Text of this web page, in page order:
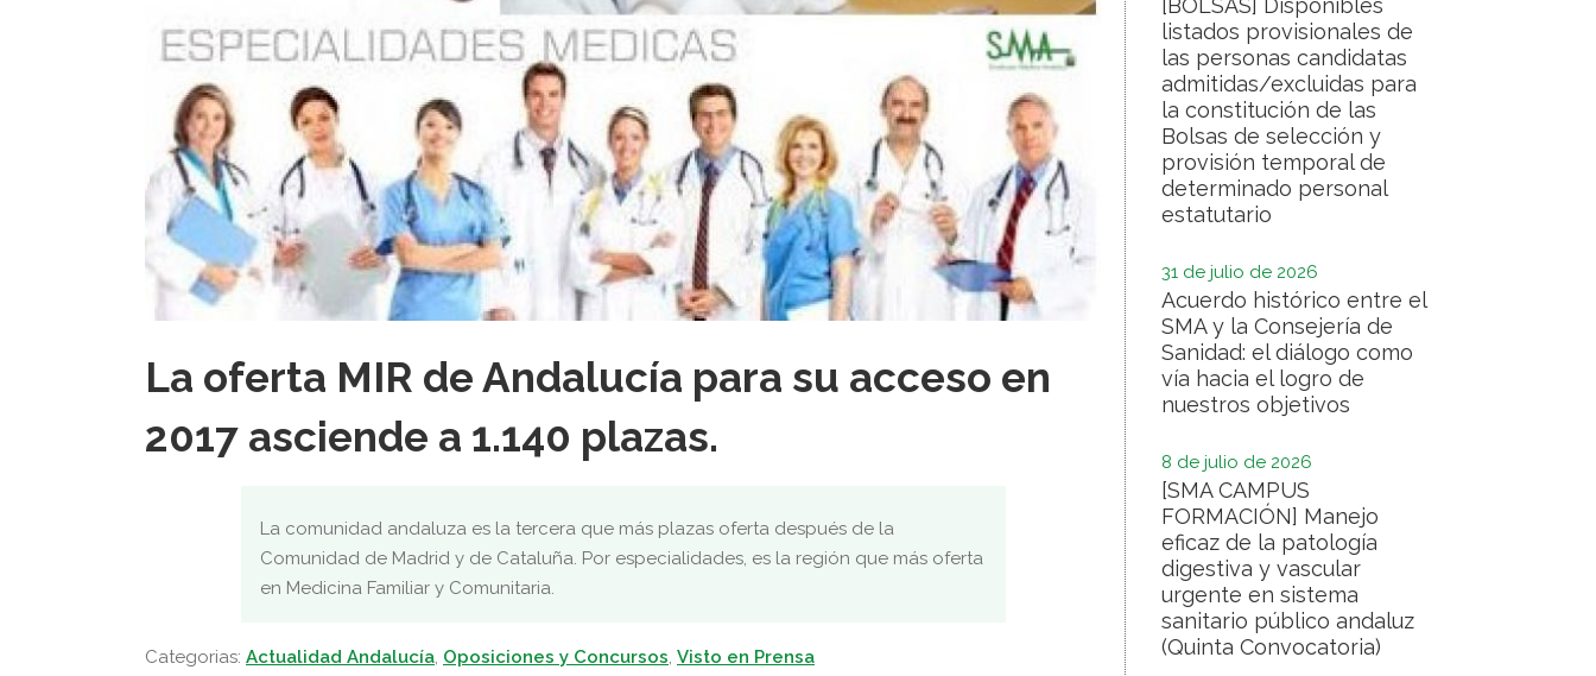
La oferta MIR de Andalucía para su acceso en
2017 asciende a 1.140 plazas.
La comunidad andaluza es la tercera que más plazas oferta después de la
Comunidad de Madrid y de Cataluña. Por especialidades, es la región que más oferta
en Medicina Familiar y Comunitaria.
Categorias: Actualidad Andalucía, Oposiciones y Concursos, Visto en Prensa
[BOLSAS] Disponibles
listados provisionales de
las personas candidatas
admitidas/excluidas para
la constitución de las
Bolsas de selección y
provisión temporal de
determinado personal
estatutario
31 de julio de 2026
Acuerdo histórico entre el
SMA y la Consejería de
Sanidad: el diálogo como
vía hacia el logro de
nuestros objetivos
8 de julio de 2026
[SMA CAMPUS
FORMACIÓN] Manejo
eficaz de la patología
digestiva y vascular
urgente en sistema
sanitario público andaluz
(Quinta Convocatoria)